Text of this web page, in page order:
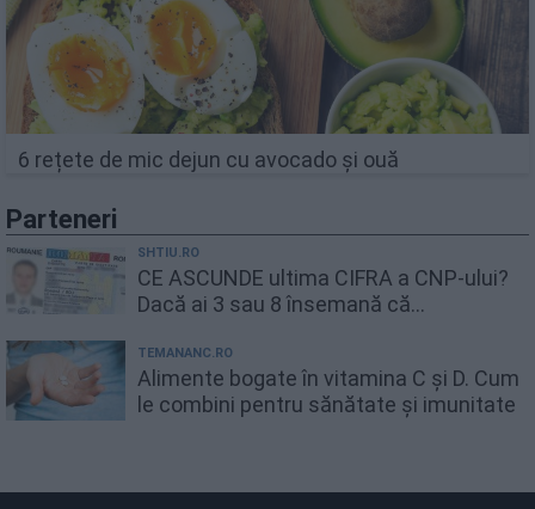
6 rețete de mic dejun cu avocado și ouă
Parteneri
SHTIU.RO
CE ASCUNDE ultima CIFRA a CNP-ului?
Dacă ai 3 sau 8 însemană că...
TEMANANC.RO
Alimente bogate în vitamina C și D. Cum
le combini pentru sănătate și imunitate